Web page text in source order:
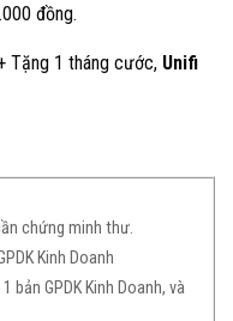
đồng.
Tặng 1 tháng cước, Unifi
chứng minh thư.
Kinh Doanh
bản GPDK Kinh Doanh, và